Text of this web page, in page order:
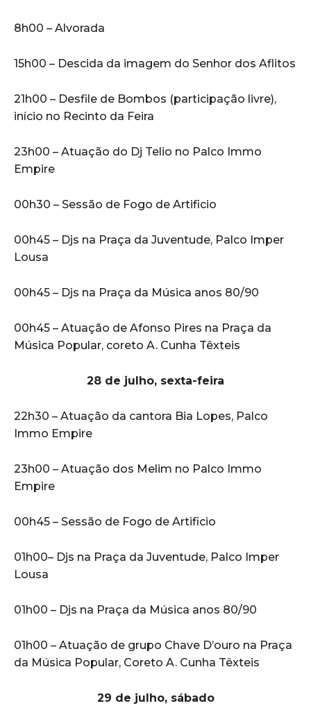
8h00 – Alvorada
15h00 – Descida da imagem do Senhor dos Aflitos
21h00 – Desfile de Bombos (participação livre),
início no Recinto da Feira
23h00 – Atuação do Dj Telio no Palco Immo
Empire
00h30 – Sessão de Fogo de Artificio
00h45 – Djs na Praça da Juventude, Palco Imper
Lousa
00h45 – Djs na Praça da Música anos 80/90
00h45 – Atuação de Afonso Pires na Praça da
Música Popular, coreto A. Cunha Têxteis
28 de julho, sexta-feira
22h30 – Atuação da cantora Bia Lopes, Palco
Immo Empire
23h00 – Atuação dos Melim no Palco Immo
Empire
00h45 – Sessão de Fogo de Artificio
01h00– Djs na Praça da Juventude, Palco Imper
Lousa
01h00 – Djs na Praça da Música anos 80/90
01h00 – Atuação de grupo Chave D’ouro na Praça
da Música Popular, Coreto A. Cunha Têxteis
29 de julho, sábado